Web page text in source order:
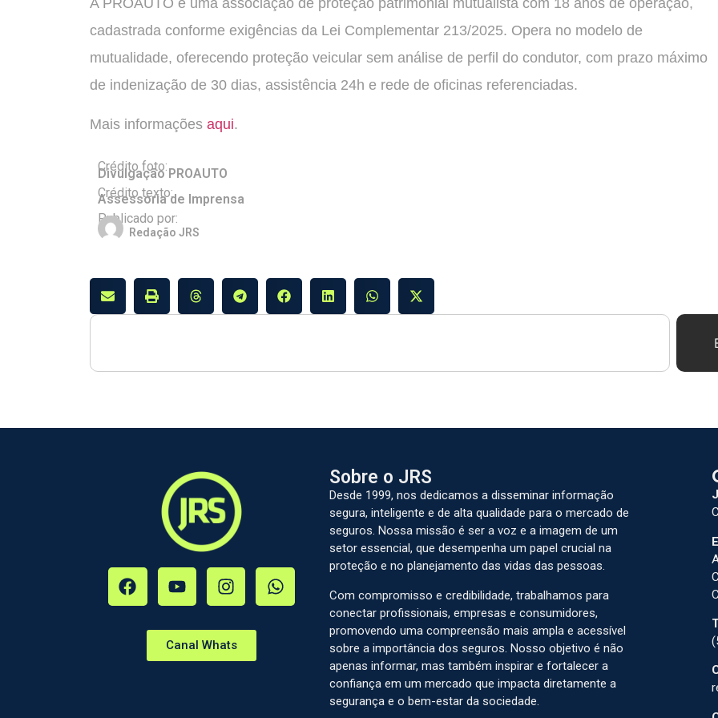
A PROAUTO é uma associação de proteção patrimonial mutualista com 18 anos de operação,
cadastrada conforme exigências da Lei Complementar 213/2025. Opera no modelo de
mutualidade, oferecendo proteção veicular sem análise de perfil do condutor, com prazo máximo
de indenização de 30 dias, assistência 24h e rede de oficinas referenciadas.
Mais informações aqui.
Crédito foto:
Divulgação PROAUTO
Crédito texto:
Assessoria de Imprensa
Publicado por:
Redação JRS
Canal Whats
Sobre o JRS
Desde 1999, nos dedicamos a disseminar informação
segura, inteligente e de alta qualidade para o mercado de
seguros. Nossa missão é ser a voz e a imagem de um
setor essencial, que desempenha um papel crucial na
proteção e no planejamento das vidas das pessoas.
Com compromisso e credibilidade, trabalhamos para
conectar profissionais, empresas e consumidores,
promovendo uma compreensão mais ampla e acessível
sobre a importância dos seguros. Nosso objetivo é não
apenas informar, mas também inspirar e fortalecer a
confiança em um mercado que impacta diretamente a
segurança e o bem-estar da sociedade.